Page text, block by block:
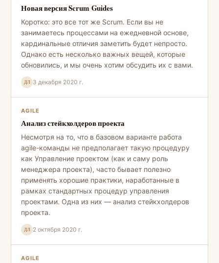
Новая версия Scrum Guides
Коротко: это все тот же Scrum. Если вы не
занимаетесь процессами на ежедневной основе,
кардинальные отличия заметить будет непросто.
Однако есть несколько важных вещей, которые
обновились, и мы очень хотим обсудить их с вами.
ДЛ 3 декабря 2020 г.
AGILE
Анализ стейкхолдеров проекта
Несмотря на то, что в базовом варианте работа
agile-команды не предполагает такую процедуру
как Управление проектом (как и саму роль
менеджера проекта), часто бывает полезно
применять хорошие практики, наработанные в
рамках стандартных процедур управления
проектами. Одна из них — анализ стейкхолдеров
проекта.
ДЛ 2 октября 2020 г.
AGILE